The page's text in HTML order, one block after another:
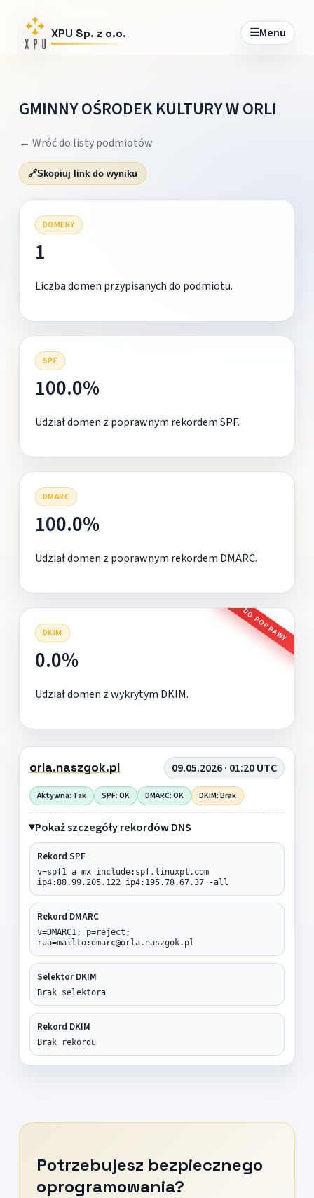
XPU Sp. z o.o. ☰Menu
GMINNY OŚRODEK KULTURY W ORLI
← Wróć do listy podmiotów
🔗Skopiuj link do wyniku
DOMENY
1
Liczba domen przypisanych do podmiotu.
SPF
100.0%
Udział domen z poprawnym rekordem SPF.
DMARC
100.0%
Udział domen z poprawnym rekordem DMARC.
DKIM DO POPRAWY
0.0%
Udział domen z wykrytym DKIM.
orla.naszgok.pl 09.05.2026 · 01:20 UTC
Aktywna: Tak SPF: OK DMARC: OK DKIM: Brak
Pokaż szczegóły rekordów DNS
Rekord SPF
v=spf1 a mx include:spf.linuxpl.com
ip4:88.99.205.122 ip4:195.78.67.37 -all
Rekord DMARC
v=DMARC1; p=reject;
rua=mailto:dmarc@orla.naszgok.pl
Selektor DKIM
Brak selektora
Rekord DKIM
Brak rekordu
Potrzebujesz bezpiecznego
oprogramowania?